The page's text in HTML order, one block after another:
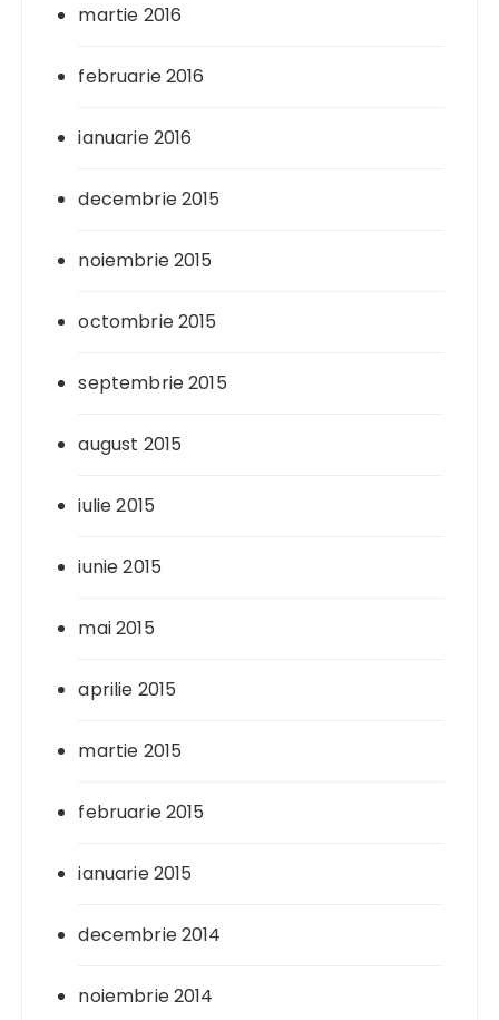
martie 2016
februarie 2016
ianuarie 2016
decembrie 2015
noiembrie 2015
octombrie 2015
septembrie 2015
august 2015
iulie 2015
iunie 2015
mai 2015
aprilie 2015
martie 2015
februarie 2015
ianuarie 2015
decembrie 2014
noiembrie 2014